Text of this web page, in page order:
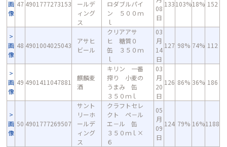
画
像
47 4901777273153
ールデ
ィング
ス
ロダブルパイ
ン ５００ｍ
ｌ
08
日
133103%18% 152
画
像
48 4901004025043
アサヒ
ビール
クリアアサ
ヒ 糖質０
缶 ３５０ｍ
ｌ
03
月
14
日
127 98% 74% 112
画
像
49 4901411047881
麒麟麦
酒
キリン 一番
搾り 小麦の
うまみ 缶
３５０ｍｌ
03
月
20
日
126 86% 36% 186
画
像
50 4901777269507
サント
リーホ
ールデ
ィング
ス
クラフトセレ
クト ペ－ル
エ－ル 缶
３５０ｍｌ×
６
05
月
09
日
124 79% 16%1188